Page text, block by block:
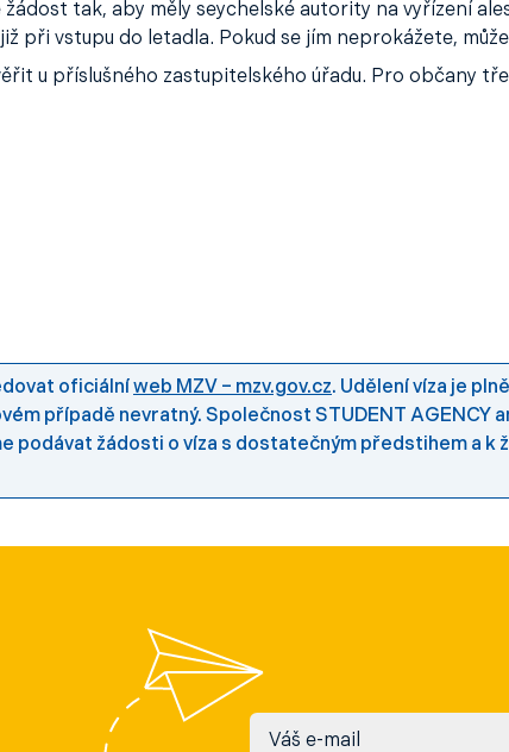
tak, aby měly seychelské autority na vyřízení
při vstupu do letadla. Pokud se jím neprokážete,
u příslušného zastupitelského úřadu. Pro občany
oficiální web MZV – mzv.gov.cz. Udělení víza je
případě nevratný. Společnost STUDENT AGENCY
podávat žádosti o víza s dostatečným předstihem a k
Váš e-mail